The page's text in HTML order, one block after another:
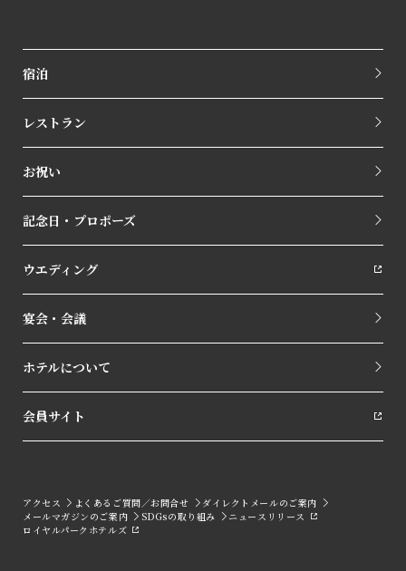
宿泊
レストラン
お祝い
記念日・プロポーズ
ウエディング
宴会・会議
ホテルについて
会員サイト
アクセス よくあるご質問／お問合せ
ダイレクトメールのご案内
メールマガジンのご案内
SDGsの取り組み
ニュースリリース
ロイヤルパークホテルズ